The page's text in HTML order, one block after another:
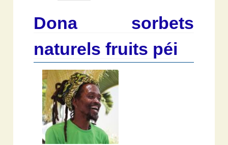
Dona sorbets
naturels fruits péi